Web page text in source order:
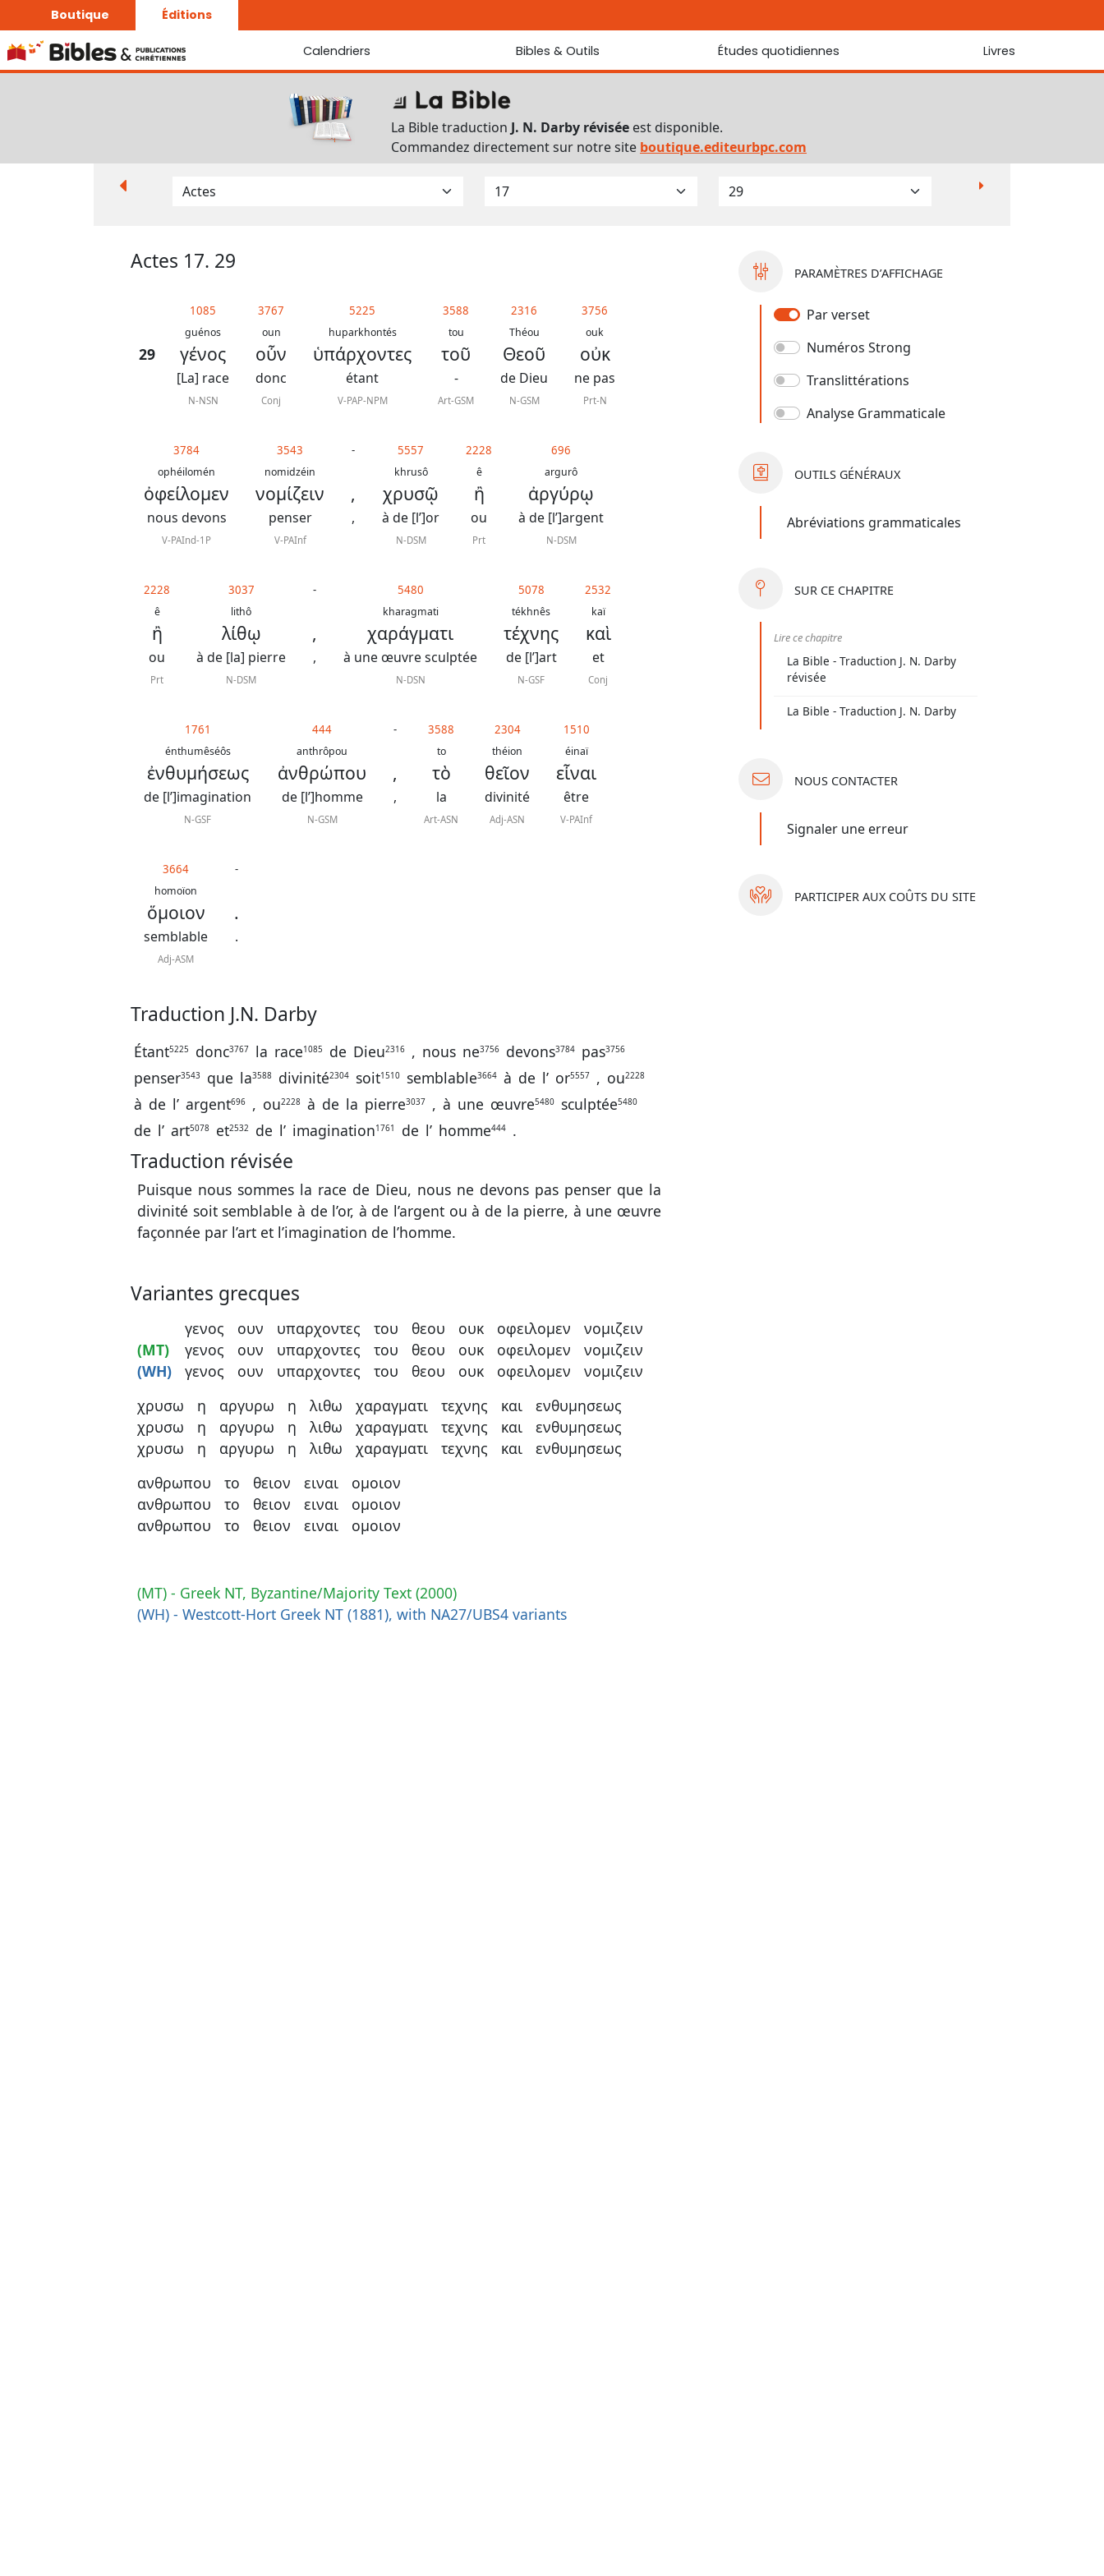
Boutique Éditions
Calendriers
La Bonne Semence
Le Seigneur est proche
Bibles & Outils
Bibles
Traduction J. N. Darby révisée
Traduction J. N. Darby
Ancien Testament interlinéaire
Études quotidiennes Livres
Bibliothèque
La Bible traduction J. N. Darby révisée est disponible.
Commandez directement sur notre site boutique.editeurbpc.com
Actes 17. 29
29
1085
guénos
γένος
[La] race
N-NSN
3767
oun
οὖν
donc
Conj
5225
huparkhontés
ὑπάρχοντες
étant
V-PAP-NPM
3588
tou
τοῦ
-
Art-GSM
2316
Théou
Θεοῦ
de Dieu
N-GSM
3756
ouk
οὐκ
ne pas
Prt-N
3784
ophéilomén
ὀφείλομεν
nous devons
V-PAInd-1P
3543
nomidzéin
νομίζειν
penser
V-PAInf
-
,
,
5557
khrusô
χρυσῷ
à de [l’]or
N-DSM
2228
ê
ἢ
ou
Prt
696
argurô
ἀργύρῳ
à de [l’]argent
N-DSM
2228
ê
ἢ
ou
Prt
3037
lithô
λίθῳ
à de [la] pierre
N-DSM
-
,
,
5480
kharagmati
χαράγματι
à une œuvre sculptée
N-DSN
5078
tékhnês
τέχνης
de [l’]art
N-GSF
2532
kaï
καὶ
et
Conj
1761
énthumêséôs
ἐνθυμήσεως
de [l’]imagination
N-GSF
444
anthrôpou
ἀνθρώπου
de [l’]homme
N-GSM
-
,
,
3588
to
τὸ
la
Art-ASN
2304
théion
θεῖον
divinité
Adj-ASN
1510
éinaï
εἶναι
être
V-PAInf
3664
homoïon
ὅμοιον
semblable
Adj-ASM
-
.
.
Traduction J.N. Darby
Étant5225 donc3767 la race1085 de Dieu2316 , nous ne3756 devons3784 pas3756
penser3543 que la3588 divinité2304 soit1510 semblable3664 à de l’ or5557 , ou2228
à de l’ argent696 , ou2228 à de la pierre3037 , à une œuvre5480 sculptée5480
de l’ art5078 et2532 de l’ imagination1761 de l’ homme444 .
Traduction révisée
Puisque nous sommes la race de Dieu, nous ne devons pas penser que la
divinité soit semblable à de l’or, à de l’argent ou à de la pierre, à une œuvre
façonnée par l’art et l’imagination de l’homme.
Variantes grecques
(MT)
(WH)
γενος
γενος
γενος
ουν
ουν
ουν
υπαρχοντες
υπαρχοντες
υπαρχοντες
του
του
του
θεου
θεου
θεου
ουκ
ουκ
ουκ
οφειλομεν
οφειλομεν
οφειλομεν
νομιζειν
νομιζειν
νομιζειν
χρυσω
χρυσω
χρυσω
η
η
η
αργυρω
αργυρω
αργυρω
η
η
η
λιθω
λιθω
λιθω
χαραγματι
χαραγματι
χαραγματι
τεχνης
τεχνης
τεχνης
και
και
και
ενθυμησεως
ενθυμησεως
ενθυμησεως
ανθρωπου
ανθρωπου
ανθρωπου
το
το
το
θειον
θειον
θειον
ειναι
ειναι
ειναι
ομοιον
ομοιον
ομοιον
(MT) - Greek NT, Byzantine/Majority Text (2000)
(WH) - Westcott-Hort Greek NT (1881), with NA27/UBS4 variants
PARAMÈTRES D’AFFICHAGE
Par verset
Numéros Strong
Translittérations
Analyse Grammaticale
OUTILS GÉNÉRAUX
Abréviations grammaticales
SUR CE CHAPITRE
Lire ce chapitre
La Bible - Traduction J. N. Darby
révisée
La Bible - Traduction J. N. Darby
NOUS CONTACTER
Signaler une erreur
PARTICIPER AUX COÛTS DU SITE